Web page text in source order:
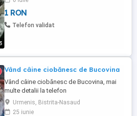
3
1 RON
Telefon validat
Vând câine ciobănesc de Bucovina
Vând câine ciobănesc de Bucovina, mai
multe detalii la telefon
Urmenis, Bistrita-Nasaud
25 iunie